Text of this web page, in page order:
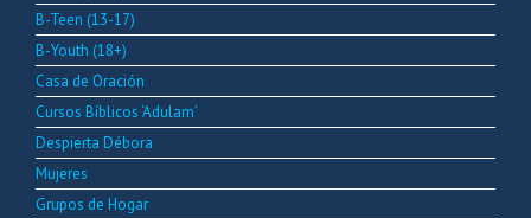
B-Teen (13-17)
B-Youth (18+)
Casa de Oración
Cursos Bíblicos ‘Adulam’
Despierta Débora
Mujeres
Grupos de Hogar